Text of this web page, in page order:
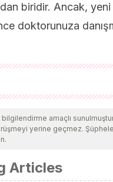
biridir. Ancak,
doktorunuza
kaynaklar, kalitelerini,
sağlamak için
incelendi. Bu
bilgilendirme amaçlı
yerine geçmez.
Articles